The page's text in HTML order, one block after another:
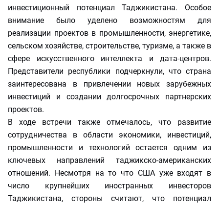
инвестиционный потенциал Таджикистана. Особое
внимание было уделено возможностям для
реализации проектов в промышленности, энергетике,
сельском хозяйстве, строительстве, туризме, а также в
сфере искусственного интеллекта и дата-центров.
Представители республики подчеркнули, что страна
заинтересована в привлечении новых зарубежных
инвестиций и создании долгосрочных партнерских
проектов.
В ходе встречи также отмечалось, что развитие
сотрудничества в области экономики, инвестиций,
промышленности и технологий остается одним из
ключевых направлений таджикско-американских
отношений. Несмотря на то что США уже входят в
число крупнейших иностранных инвесторов
Таджикистана, стороны считают, что потенциал